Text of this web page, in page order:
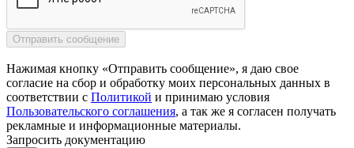
Нажимая кнопку «Отправить сообщение», я даю свое
согласие на сбор и обработку моих персональных данных в
соответствии с Политикой и принимаю условия
Пользовательского соглашения, а так же я согласен получать
рекламные и информационные материалы.
Запросить документацию